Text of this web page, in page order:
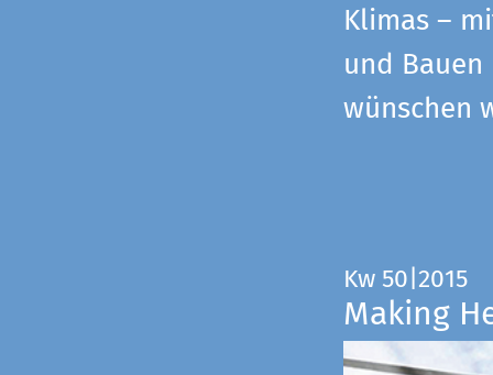
Klimas –
und
wünschen
Kw 50|2015
Making